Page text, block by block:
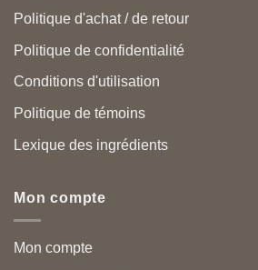
Politique d'achat / de retour
Politique de confidentialité
Conditions d'utilisation
Politique de témoins
Lexique des ingrédients
Mon compte
Mon compte